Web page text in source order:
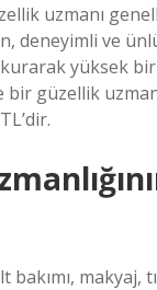
uzmanı
deneyimli ve
yüksek
bir güzellik
bakımı, makyaj,